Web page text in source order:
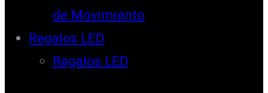
de Movimiento
Regalos LED
Regalos LED